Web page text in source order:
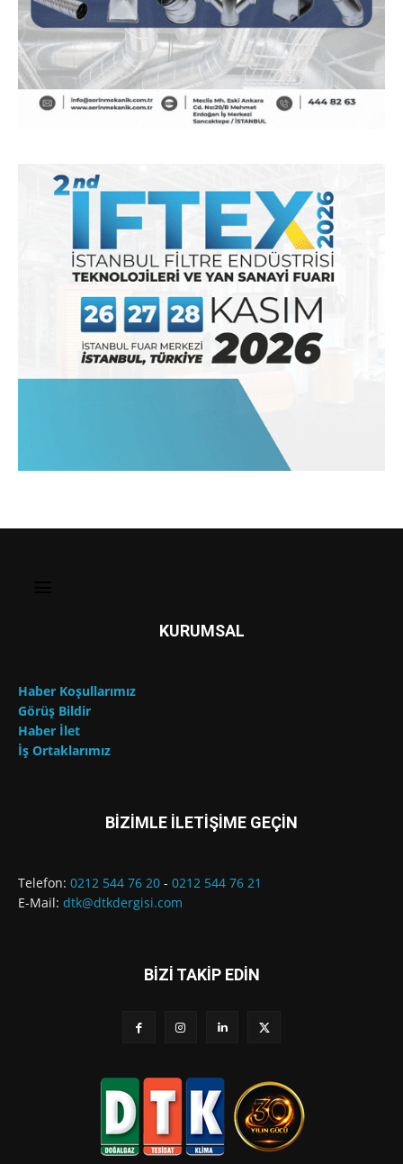
KURUMSAL
Haber Koşullarımız
Görüş Bildir
Haber İlet
İş Ortaklarımız
BİZİMLE İLETİŞİME GEÇİN
Telefon: 0212 544 76 20 - 0212 544 76 21
E-Mail: dtk@dtkdergisi.com
BİZİ TAKİP EDİN